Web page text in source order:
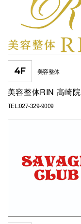
4F 美容整体
美容整体RIN 高崎院
TEL:027-329-9009